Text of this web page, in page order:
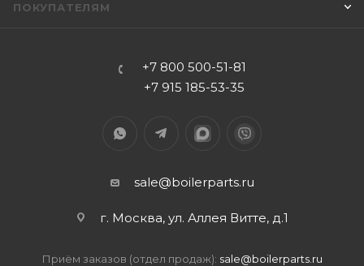
ПОКУПАТЕЛЯМ
+7 800 500-51-81
+7 915 185-53-35
sale@boilerparts.ru
г. Москва, ул. Аллея Витте, д.1
Приём заказов (отдел продаж): sale@boilerparts.ru